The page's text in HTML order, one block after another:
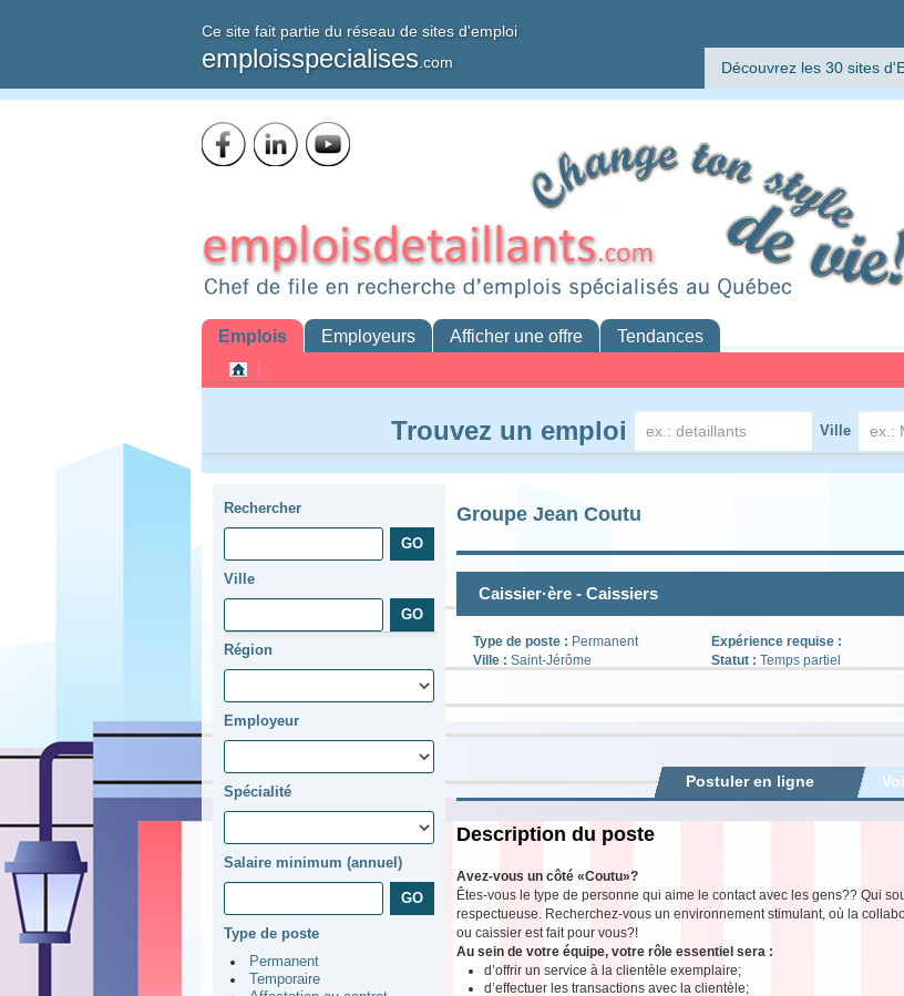
Ce site fait partie du réseau de sites d'emploi
emploisspecialises .com Découvrez les 30 sites
Emplois Employeurs Afficher une offre Tendances
Trouvez un emploi Ville
Rechercher
Ville
Région
Employeur
Spécialité
Salaire minimum (annuel)
Type de poste
Permanent
Temporaire
Groupe Jean Coutu
Caissier·ère - Caissiers
Type de poste : Permanent
Ville : Saint-Jérôme
Expérience requise :
Statut : Temps partiel
Postuler en ligne
Description du poste
Avez-vous un côté «Coutu»?
Êtes-vous le type de personne qui aime le contact avec les gens?? Qui
respectueuse. Recherchez-vous un environnement stimulant, où la
ou caissier est fait pour vous?!
Au sein de votre équipe, votre rôle essentiel sera :
d’offrir un service à la clientèle exemplaire;
d’effectuer les transactions avec la clientèle;